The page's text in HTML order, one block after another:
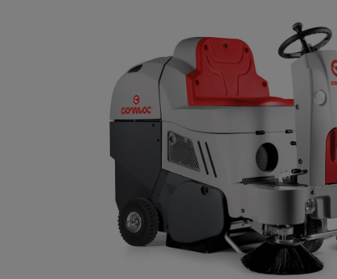
производство
розничные
сети